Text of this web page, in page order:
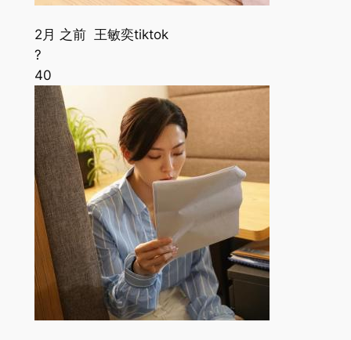
2月 之前 王敏奕tiktok
?
40